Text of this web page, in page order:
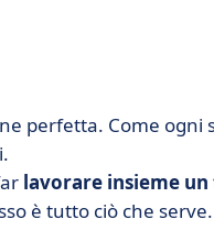
perfetta. Come ogni
lavorare insieme un
è tutto ciò che